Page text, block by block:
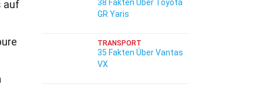
auf
38 Fakten Über Toyota
GR Yaris
TRANSPORT
35 Fakten Über Vantas
VX